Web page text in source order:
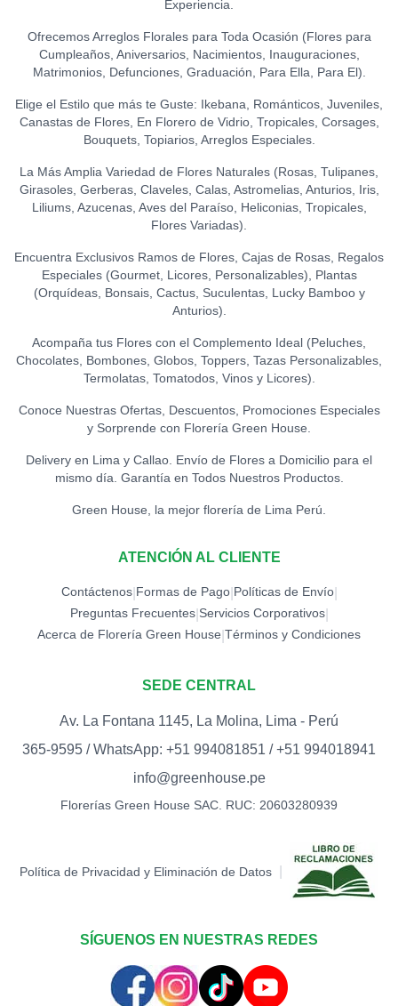
Experiencia.
Ofrecemos Arreglos Florales para Toda Ocasión (Flores para
Cumpleaños, Aniversarios, Nacimientos, Inauguraciones,
Matrimonios, Defunciones, Graduación, Para Ella, Para El).
Elige el Estilo que más te Guste: Ikebana, Románticos, Juveniles,
Canastas de Flores, En Florero de Vidrio, Tropicales, Corsages,
Bouquets, Topiarios, Arreglos Especiales.
La Más Amplia Variedad de Flores Naturales (Rosas, Tulipanes,
Girasoles, Gerberas, Claveles, Calas, Astromelias, Anturios, Iris,
Liliums, Azucenas, Aves del Paraíso, Heliconias, Tropicales,
Flores Variadas).
Encuentra Exclusivos Ramos de Flores, Cajas de Rosas, Regalos
Especiales (Gourmet, Licores, Personalizables), Plantas
(Orquídeas, Bonsais, Cactus, Suculentas, Lucky Bamboo y
Anturios).
Acompaña tus Flores con el Complemento Ideal (Peluches,
Chocolates, Bombones, Globos, Toppers, Tazas Personalizables,
Termolatas, Tomatodos, Vinos y Licores).
Conoce Nuestras Ofertas, Descuentos, Promociones Especiales
y Sorprende con Florería Green House.
Delivery en Lima y Callao. Envío de Flores a Domicilio para el
mismo día. Garantía en Todos Nuestros Productos.
Green House, la mejor florería de Lima Perú.
ATENCIÓN AL CLIENTE
Contáctenos| Formas de Pago| Políticas de Envío|
Preguntas Frecuentes| Servicios Corporativos|
Acerca de Florería Green House Términos y Condiciones
SEDE CENTRAL
Av. La Fontana 1145, La Molina, Lima - Perú
365-9595 / WhatsApp: +51 994081851 / +51 994018941
info@greenhouse.pe
Florerías Green House SAC. RUC: 20603280939
Política de Privacidad y Eliminación de Datos
SÍGUENOS EN NUESTRAS REDES